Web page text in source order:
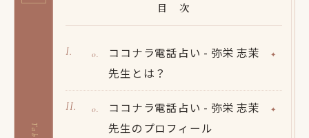
目 次
ココナラ電話占い - 弥栄 志茉
先生とは？
ココナラ電話占い - 弥栄 志茉
先生のプロフィール